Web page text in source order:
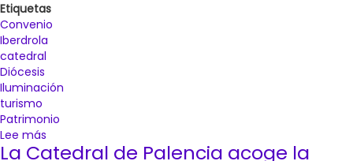
Etiquetas
Convenio
Iberdrola
catedral
Diócesis
Iluminación
turismo
Patrimonio
Lee más
La
La Catedral de Palencia acoge la